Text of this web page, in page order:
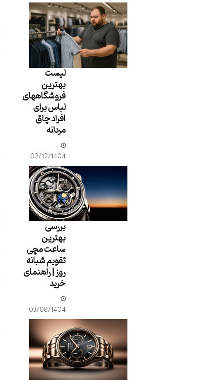
لیست
بهترین
فروشگاههای
لباس برای
افراد چاق
مردانه
02/12/1404
بررسی
بهترین
ساعت مچی
تقویم شبانه
روز | راهنمای
خرید
03/08/1404